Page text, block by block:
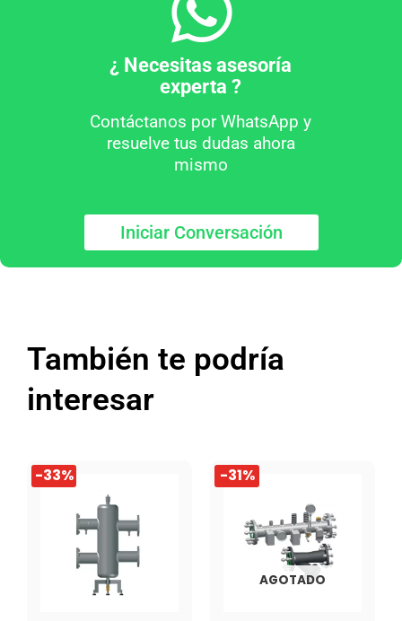
¿ Necesitas asesoría
experta ?
Contáctanos por WhatsApp y
resuelve tus dudas ahora
mismo
Iniciar Conversación
También te podría
interesar
-33%
El
precio
original
$3.100.990.
El
precio
actual
$2.069.990.
-31%
AGOTADO
El
precio
original
era:
$3.129.990.
El
precio
actual
es:
$2.154.990.